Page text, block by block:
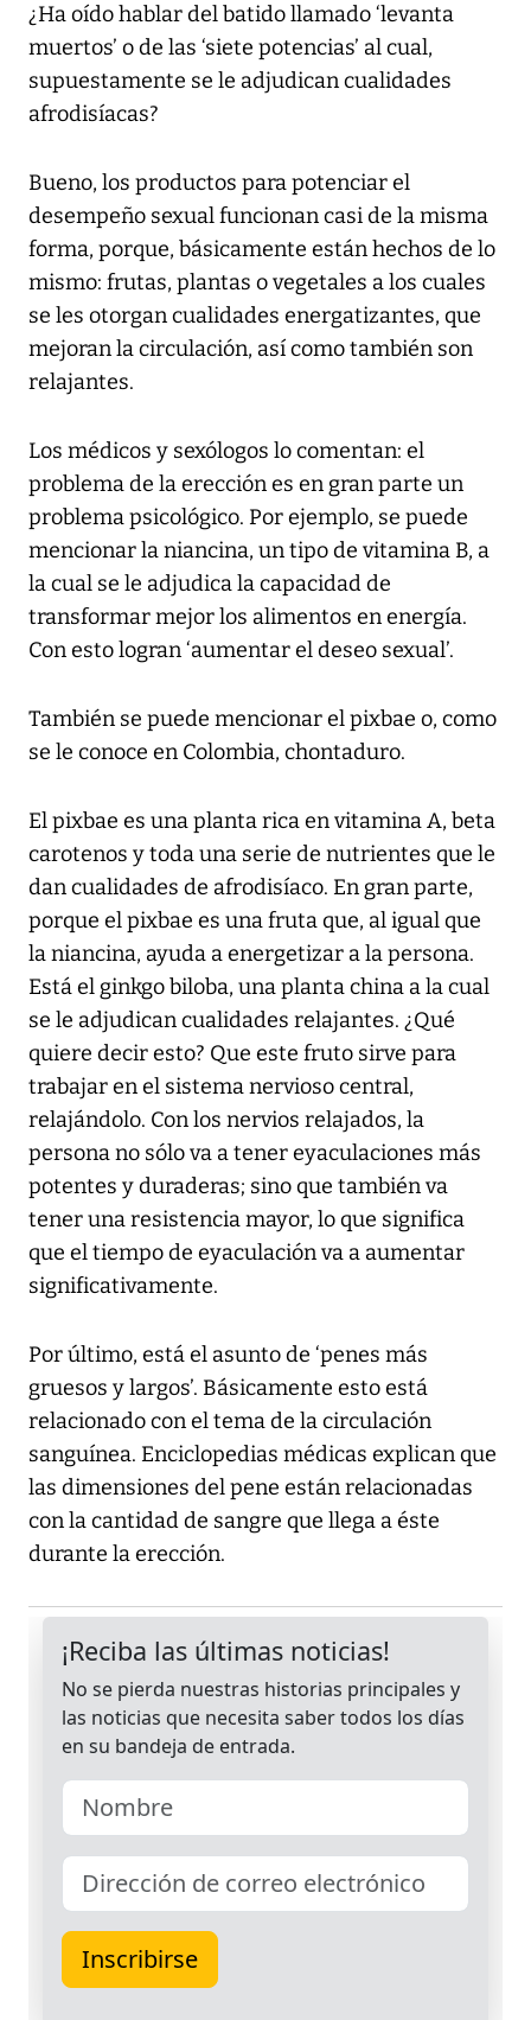
¿Ha oído hablar del batido llamado ‘levanta
muertos’ o de las ‘siete potencias’ al cual,
supuestamente se le adjudican cualidades
afrodisíacas?
Bueno, los productos para potenciar el
desempeño sexual funcionan casi de la misma
forma, porque, básicamente están hechos de lo
mismo: frutas, plantas o vegetales a los cuales
se les otorgan cualidades energatizantes, que
mejoran la circulación, así como también son
relajantes.
Los médicos y sexólogos lo comentan: el
problema de la erección es en gran parte un
problema psicológico. Por ejemplo, se puede
mencionar la niancina, un tipo de vitamina B, a
la cual se le adjudica la capacidad de
transformar mejor los alimentos en energía.
Con esto logran ‘aumentar el deseo sexual’.
También se puede mencionar el pixbae o, como
se le conoce en Colombia, chontaduro.
El pixbae es una planta rica en vitamina A, beta
carotenos y toda una serie de nutrientes que le
dan cualidades de afrodisíaco. En gran parte,
porque el pixbae es una fruta que, al igual que
la niancina, ayuda a energetizar a la persona.
Está el ginkgo biloba, una planta china a la cual
se le adjudican cualidades relajantes. ¿Qué
quiere decir esto? Que este fruto sirve para
trabajar en el sistema nervioso central,
relajándolo. Con los nervios relajados, la
persona no sólo va a tener eyaculaciones más
potentes y duraderas; sino que también va
tener una resistencia mayor, lo que significa
que el tiempo de eyaculación va a aumentar
significativamente.
Por último, está el asunto de ‘penes más
gruesos y largos’. Básicamente esto está
relacionado con el tema de la circulación
sanguínea. Enciclopedias médicas explican que
las dimensiones del pene están relacionadas
con la cantidad de sangre que llega a éste
durante la erección.